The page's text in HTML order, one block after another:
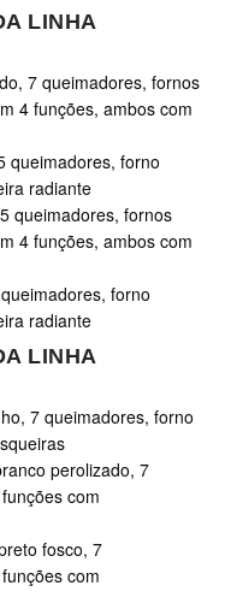
LINHA
7 queimadores, fornos
4 funções, ambos com
queimadores, forno
radiante
queimadores, fornos
4 funções, ambos com
forno
radiante
LINHA
7 queimadores, forno
perolizado, 7
com
fosco, 7
com